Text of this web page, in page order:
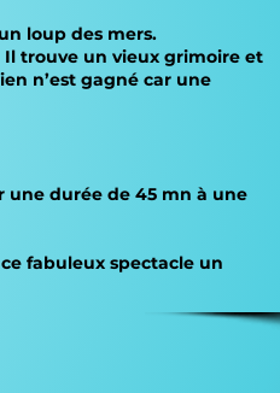
loup des mers.
trouve un vieux grimoire et
n’est gagné car une
une durée de 45 mn à une
fabuleux spectacle un